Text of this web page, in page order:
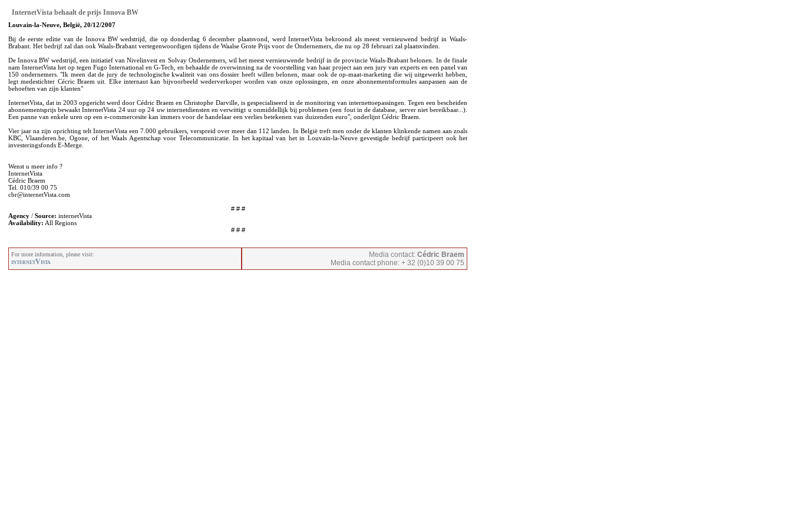
InternetVista behaalt de prijs Innova BW
Louvain-la-Neuve, België, 20/12/2007
Bij de eerste editie van de Innova BW wedstrijd, die op donderdag 6 december plaatsvond, werd InternetVista bekroond als meest vernieuwend bedrijf in Waals-
Brabant. Het bedrijf zal dan ook Waals-Brabant vertegenwoordigen tijdens de Waalse Grote Prijs voor de Ondernemers, die nu op 28 februari zal plaatsvinden.
De Innova BW wedstrijd, een initiatief van Nivelinvest en Solvay Ondernemers, wil het meest vernieuwende bedrijf in de provincie Waals-Brabant belonen. In de finale
nam InternetVista het op tegen Fugo International en G-Tech, en behaalde de overwinning na de voorstelling van haar project aan een jury van experts en een panel van
150 ondernemers. "Ik meen dat de jury de technologische kwaliteit van ons dossier heeft willen belonen, maar ook de op-maat-marketing die wij uitgewerkt hebben,
legt medestichter Cécric Braem uit. Elke internaut kan bijvoorbeeld wederverkoper worden van onze oplossingen, en onze abonnementsformules aanpassen aan de
behoeften van zijn klanten"
InternetVista, dat in 2003 opgericht werd door Cédric Braem en Christophe Darville, is gespecialiseerd in de monitoring van internettoepassingen. Tegen een bescheiden
abonnementsprijs bewaakt InternetVista 24 uur op 24 uw internetdiensten en verwittigt u onmiddellijk bij problemen (een fout in de database, server niet bereikbaar...).
Een panne van enkele uren op een e-commercesite kan immers voor de handelaar een verlies betekenen van duizenden euro", onderlijnt Cédric Braem.
Vier jaar na zijn oprichting telt InternetVista een 7.000 gebruikers, verspreid over meer dan 112 landen. In België treft men onder de klanten klinkende namen aan zoals
KBC, Vlaanderen.be, Ogone, of het Waals Agentschap voor Telecommunicatie. In het kapitaal van het in Louvain-la-Neuve gevestigde bedrijf participeert ook het
investeringsfonds E-Merge.
Wenst u meer info ?
InternetVista
Cédric Braem
Tel. 010/39 00 75
cbr@internetVista.com
# # #
Agency / Source: internetVista
Availability: All Regions
# # #
For more information, please visit:
internetVista
Media contact: Cédric Braem
Media contact phone: + 32 (0)10 39 00 75